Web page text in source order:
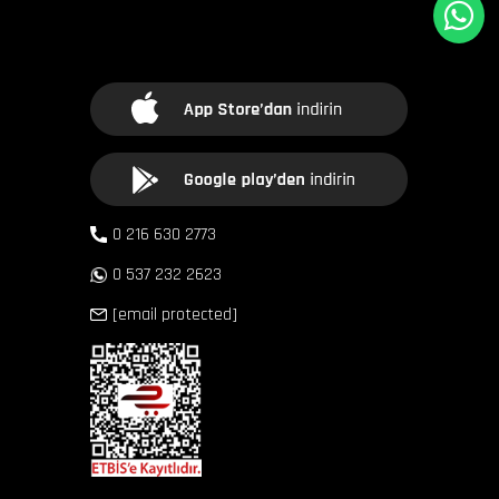
0 216 630 2773
0 537 232 2623
[email protected]